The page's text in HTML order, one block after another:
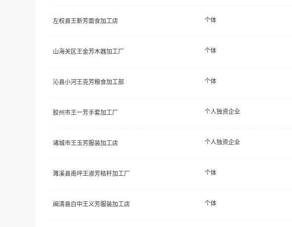
左权县王新芳面食加工店 个体
山海关区王金芳木器加工厂 个体
沁县小河王克芳粮食加工部 个体
胶州市王一芳手套加工厂 个人独资企业
诸城市王玉芳服装加工店 个人独资企业
濉溪县南坪王淑芳秸秆加工厂 个体
闽清县白中王义芳服装加工店 个体